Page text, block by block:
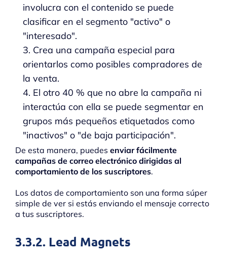
involucra con el contenido se puede
clasificar en el segmento "activo" o
"interesado".
3. Crea una campaña especial para
orientarlos como posibles compradores de
la venta.
4. El otro 40 % que no abre la campaña ni
interactúa con ella se puede segmentar en
grupos más pequeños etiquetados como
"inactivos" o "de baja participación".
De esta manera, puedes enviar fácilmente
campañas de correo electrónico dirigidas al
comportamiento de los suscriptores.
Los datos de comportamiento son una forma súper
simple de ver si estás enviando el mensaje correcto
a tus suscriptores.
3.3.2. Lead Magnets